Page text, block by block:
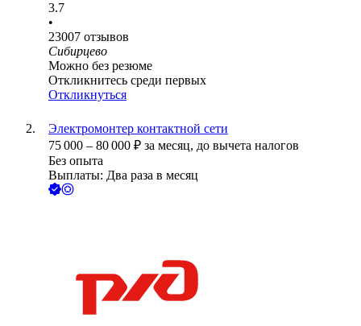
3.7
•
23007 отзывов
Сибирцево
Можно без резюме
Откликнитесь среди первых
Откликнуться
Электромонтер контактной сети
75 000 – 80 000 ₽ за месяц, до вычета налогов
Без опыта
Выплаты: Два раза в месяц